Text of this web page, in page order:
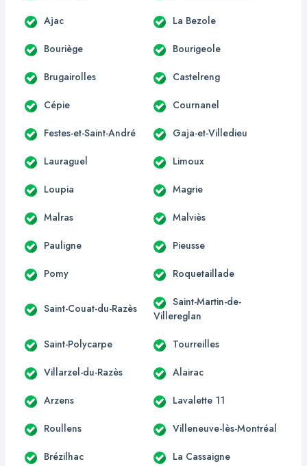
Ajac La Bezole
Bouriège Bourigeole
Brugairolles Castelreng
Cépie Cournanel
Festes-et-Saint-André Gaja-et-Villedieu
Lauraguel Limoux
Loupia Magrie
Malras Malviès
Pauligne Pieusse
Pomy Roquetaillade
Saint-Couat-du-Razès
Saint-Martin-de-
Villereglan
Saint-Polycarpe Tourreilles
Villarzel-du-Razès Alairac
Arzens Lavalette 11
Roullens Villeneuve-lès-Montréal
Brézilhac La Cassaigne